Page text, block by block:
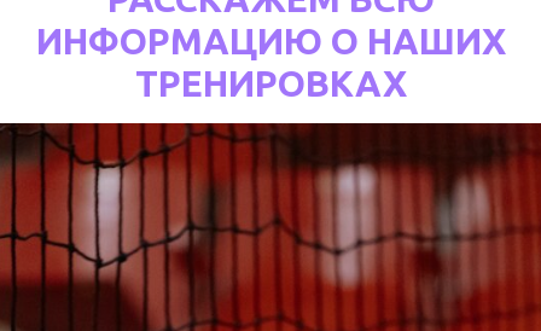
ИНФОРМАЦИЮ О НАШИХ
ТРЕНИРОВКАХ